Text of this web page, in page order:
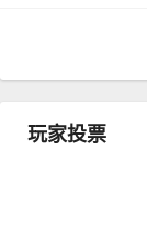
玩家投票